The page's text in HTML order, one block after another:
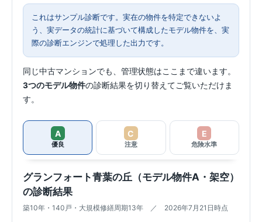
これはサンプル診断です。実在の物件を特定できないよ
う、実データの統計に基づいて構成したモデル物件を、実
際の診断エンジンで処理した出力です。
同じ中古マンションでも、管理状態はここまで違います。
3つのモデル物件の診断結果を切り替えてご覧いただけま
す。
A
優良
C
注意
E
危険水準
グランフォート青葉の丘（モデル物件A・架空）
の診断結果
築10年・140戸・大規模修繕周期13年 ／ 2026年7月21日時点